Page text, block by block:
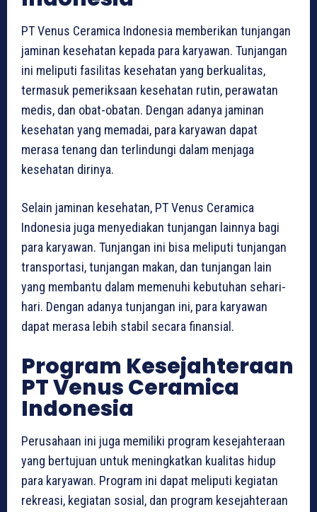
PT Venus Ceramica Indonesia memberikan tunjangan
jaminan kesehatan kepada para karyawan. Tunjangan
ini meliputi fasilitas kesehatan yang berkualitas,
termasuk pemeriksaan kesehatan rutin, perawatan
medis, dan obat-obatan. Dengan adanya jaminan
kesehatan yang memadai, para karyawan dapat
merasa tenang dan terlindungi dalam menjaga
kesehatan dirinya.
Selain jaminan kesehatan, PT Venus Ceramica
Indonesia juga menyediakan tunjangan lainnya bagi
para karyawan. Tunjangan ini bisa meliputi tunjangan
transportasi, tunjangan makan, dan tunjangan lain
yang membantu dalam memenuhi kebutuhan sehari-
hari. Dengan adanya tunjangan ini, para karyawan
dapat merasa lebih stabil secara finansial.
Program Kesejahteraan
PT Venus Ceramica
Indonesia
Perusahaan ini juga memiliki program kesejahteraan
yang bertujuan untuk meningkatkan kualitas hidup
para karyawan. Program ini dapat meliputi kegiatan
rekreasi, kegiatan sosial, dan program kesejahteraan